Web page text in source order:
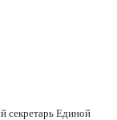
секретарь Единой